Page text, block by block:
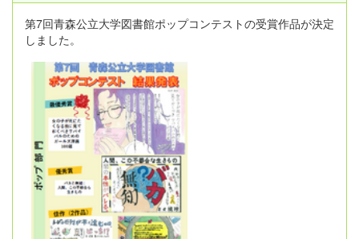
第7回青森公立大学図書館ポップコンテストの受賞作品が決定
しました。